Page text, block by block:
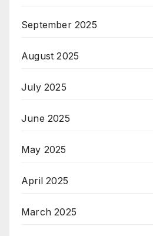
September 2025
August 2025
July 2025
June 2025
May 2025
April 2025
March 2025